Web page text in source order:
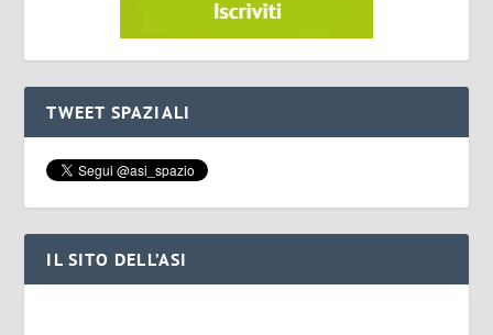
TWEET SPAZIALI
IL SITO DELL’ASI